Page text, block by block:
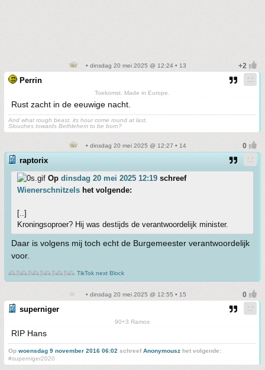
• dinsdag 20 mei 2025 @ 12:24 • 13
Perrin
Toekomst. Made in Europe.
Rust zacht in de eeuwige nacht.
And what rough beast, its hour come round at last,
Slouches towards Bethlehem to be born?
• dinsdag 20 mei 2025 @ 12:27 • 14
raptorix
Op dinsdag 20 mei 2025 12:19 schreef
Wienerschnitzels het volgende:
[..]
Kroningsoproer? Hij was destijds de verantwoordelijk minister.
Daar is volgens mij toch echt de Burgemeester verantwoordelijk
voor.
🕰️₿🕰️₿🕰️₿🕰️₿🕰️₿🕰️ TikTok next Block
• dinsdag 20 mei 2025 @ 12:55 • 15
superniger
90+3 Ramos
RIP Hans
Op woensdag 9 november 2016 06:02 schreefAnonymousz het volgende:
#superniger2020